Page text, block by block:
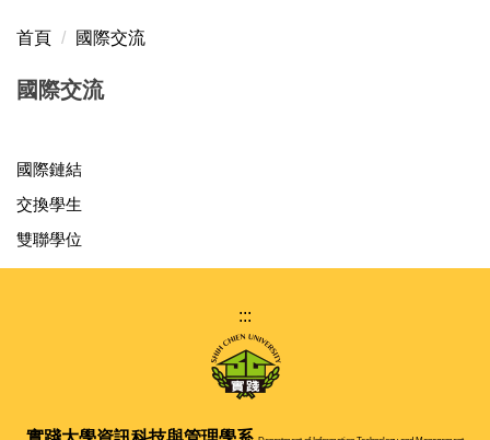
首頁 國際交流
國際交流
國際鏈結
交換學生
雙聯學位
:::